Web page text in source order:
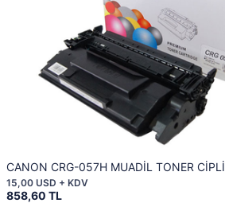
CANON CRG-057H MUADİL TONER CİPLİ
858,60 TL
15,00 USD + KDV